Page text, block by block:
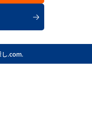
.com.